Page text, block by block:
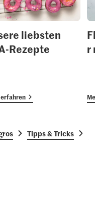
liebsten
Rezepte
erfahren
r
Tipps & Tricks